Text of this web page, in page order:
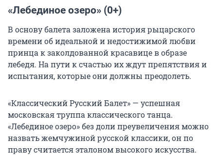
«Лебединое озеро» (0+)
В основу балета заложена история рыцарского
времени об идеальной и недостижимой любви
принца к заколдованной красавице в образе
лебедя. На пути к счастью их ждут препятствия и
испытания, которые они должны преодолеть.
«Классический Русский Балет» — успешная
московская труппа классического танца.
«Лебединое озеро» без доли преувеличения можно
назвать жемчужиной русской классики, он по
праву считается эталоном высокого искусства.